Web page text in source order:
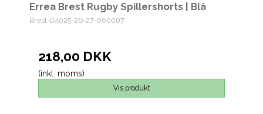
Errea Brest Rugby Spillershorts | Blå
Brest-D4025-26-27-000007
218,00 DKK
(inkl. moms)
Vis produkt